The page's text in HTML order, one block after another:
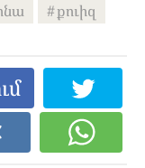
քուիզ